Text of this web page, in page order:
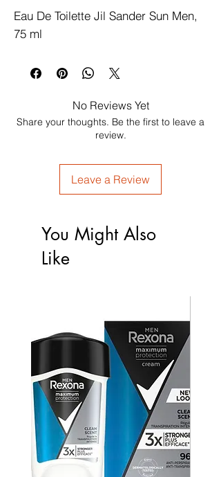
Eau De Toilette Jil Sander Sun Men,
75 ml
No Reviews Yet
Share your thoughts. Be the first to leave a
review.
Leave a Review
You Might Also
Like